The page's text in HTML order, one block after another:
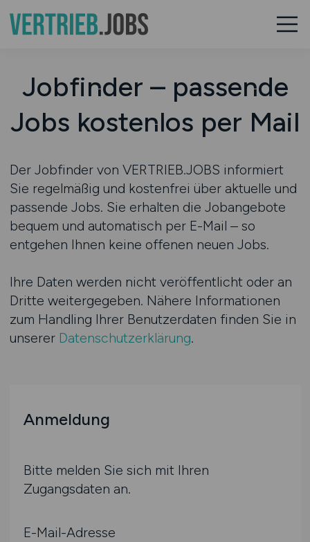
Jobfinder – passende
Jobs kostenlos per Mail
Der Jobfinder von VERTRIEB.JOBS informiert
Sie regelmäßig und kostenfrei über aktuelle und
passende Jobs. Sie erhalten die Jobangebote
bequem und automatisch per E-Mail – so
entgehen Ihnen keine offenen neuen Jobs.
Ihre Daten werden nicht veröffentlicht oder an
Dritte weitergegeben. Nähere Informationen
zum Handling Ihrer Benutzerdaten finden Sie in
unserer Datenschutzerklärung.
Anmeldung
Bitte melden Sie sich mit Ihren
Zugangsdaten an.
E-Mail-Adresse